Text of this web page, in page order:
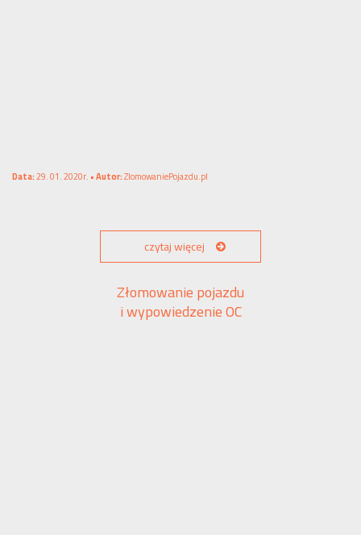
Data:29. 01. 2020r. •Autor:ZlomowaniePojazdu.pl
czytaj więcej
Złomowanie pojazdu
i wypowiedzenie OC